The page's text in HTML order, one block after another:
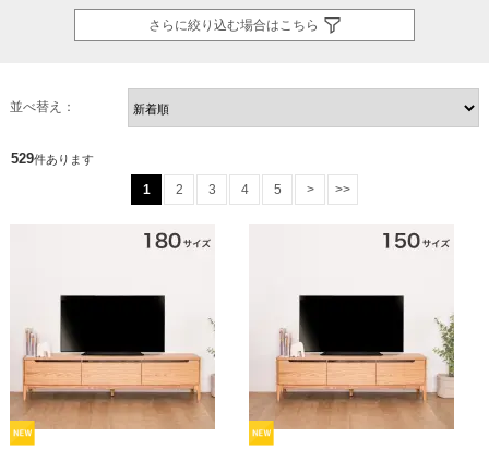
さらに絞り込む場合はこちら
並べ替え：
529件あります
1 2 3 4 5 > >>